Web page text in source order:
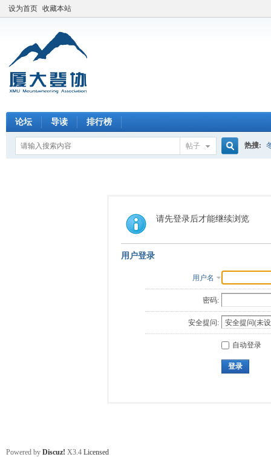
设为首页 收藏本站
论坛 导读 排行榜
帖子
索
热搜:
请先登录后才能继续浏览
用户登录
用户名
密码:
安全提问:
自动登录
登录
Powered by Discuz! X3.4 Licensed